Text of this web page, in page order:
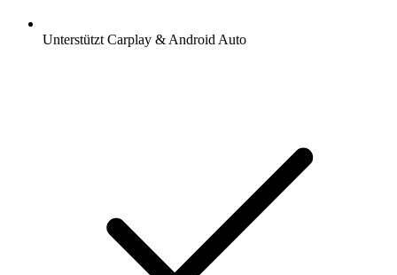
Unterstützt Carplay & Android Auto